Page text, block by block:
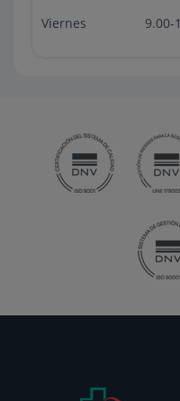
Viernes 9.00-